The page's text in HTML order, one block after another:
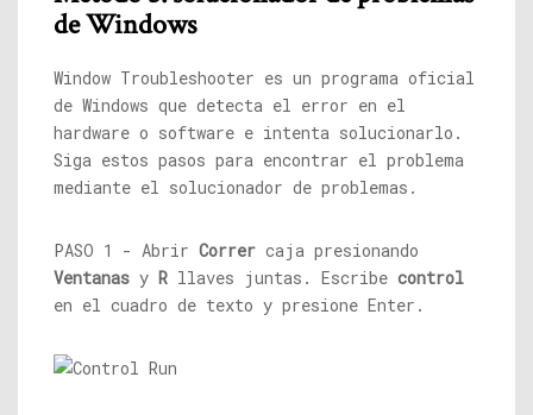
de Windows
Window Troubleshooter es un programa oficial
de Windows que detecta el error en el
hardware o software e intenta solucionarlo.
Siga estos pasos para encontrar el problema
mediante el solucionador de problemas.
PASO 1 - Abrir Correr caja presionando
Ventanas y R llaves juntas. Escribe control
en el cuadro de texto y presione Enter.